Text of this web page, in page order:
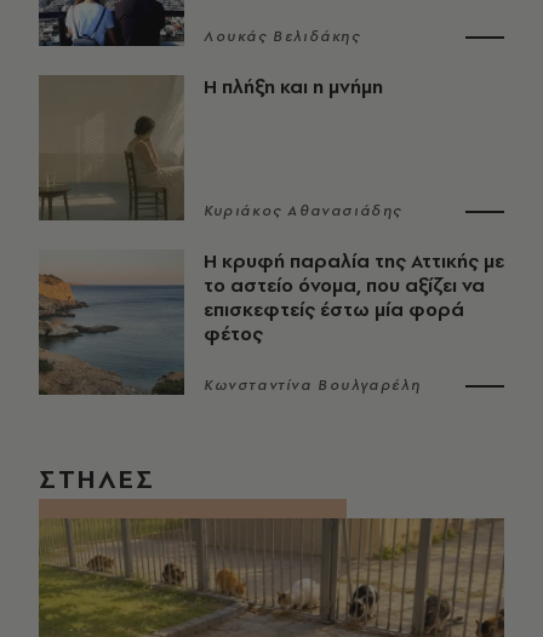
Λουκάς Βελιδάκης
Η πλήξη και η μνήμη
Κυριάκος Αθανασιάδης
Η κρυφή παραλία της Αττικής με
το αστείο όνομα, που αξίζει να
επισκεφτείς έστω μία φορά
φέτος
Κωνσταντίνα Βουλγαρέλη
ΣΤΗΛΕΣ